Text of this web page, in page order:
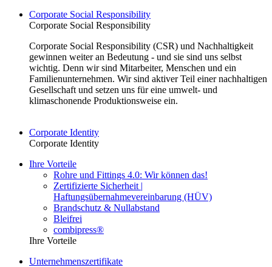
Corporate Social Responsibility
Corporate Social Responsibility
Corporate Social Responsibility (CSR) und Nachhaltigkeit
gewinnen weiter an Bedeutung - und sie sind uns selbst
wichtig. Denn wir sind Mitarbeiter, Menschen und ein
Familienunternehmen. Wir sind aktiver Teil einer nachhaltigen
Gesellschaft und setzen uns für eine umwelt- und
klimaschonende Produktionsweise ein.
Corporate Identity
Corporate Identity
Ihre Vorteile
Rohre und Fittings 4.0: Wir können das!
Zertifizierte Sicherheit |
Haftungsübernahmevereinbarung (HÜV)
Brandschutz & Nullabstand
Bleifrei
combipress®
Ihre Vorteile
Unternehmenszertifikate